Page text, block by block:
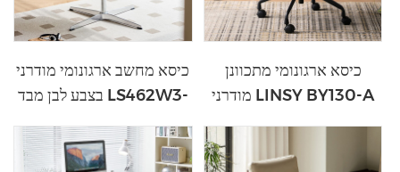
כיסא מחשב ארגונומי מודרני
בצבע לבן מבד LS462W3-
כיסא ארגונומי מתכוונן
מודרני LINSY BY130-A